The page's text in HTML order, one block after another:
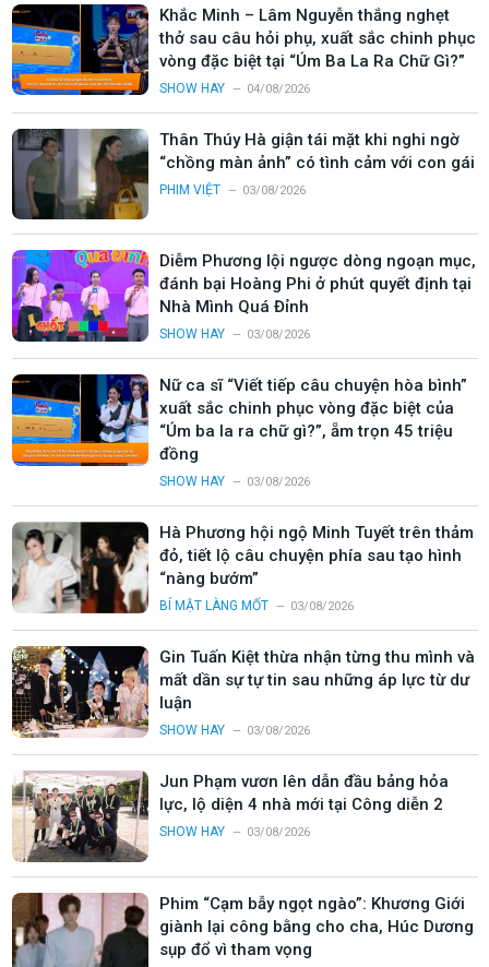
Khắc Minh – Lâm Nguyễn thắng nghẹt
thở sau câu hỏi phụ, xuất sắc chinh phục
vòng đặc biệt tại “Úm Ba La Ra Chữ Gì?”
SHOW HAY 04/08/2026
Thân Thúy Hà giận tái mặt khi nghi ngờ
“chồng màn ảnh” có tình cảm với con gái
PHIM VIỆT 03/08/2026
Diễm Phương lội ngược dòng ngoạn mục,
đánh bại Hoàng Phi ở phút quyết định tại
Nhà Mình Quá Đỉnh
SHOW HAY 03/08/2026
Nữ ca sĩ “Viết tiếp câu chuyện hòa bình”
xuất sắc chinh phục vòng đặc biệt của
“Úm ba la ra chữ gì?”, ẵm trọn 45 triệu
đồng
SHOW HAY 03/08/2026
Hà Phương hội ngộ Minh Tuyết trên thảm
đỏ, tiết lộ câu chuyện phía sau tạo hình
“nàng bướm”
BÍ MẬT LÀNG MỐT 03/08/2026
Gin Tuấn Kiệt thừa nhận từng thu mình và
mất dần sự tự tin sau những áp lực từ dư
luận
SHOW HAY 03/08/2026
Jun Phạm vươn lên dẫn đầu bảng hỏa
lực, lộ diện 4 nhà mới tại Công diễn 2
SHOW HAY 03/08/2026
Phim “Cạm bẫy ngọt ngào”: Khương Giới
giành lại công bằng cho cha, Húc Dương
sụp đổ vì tham vọng